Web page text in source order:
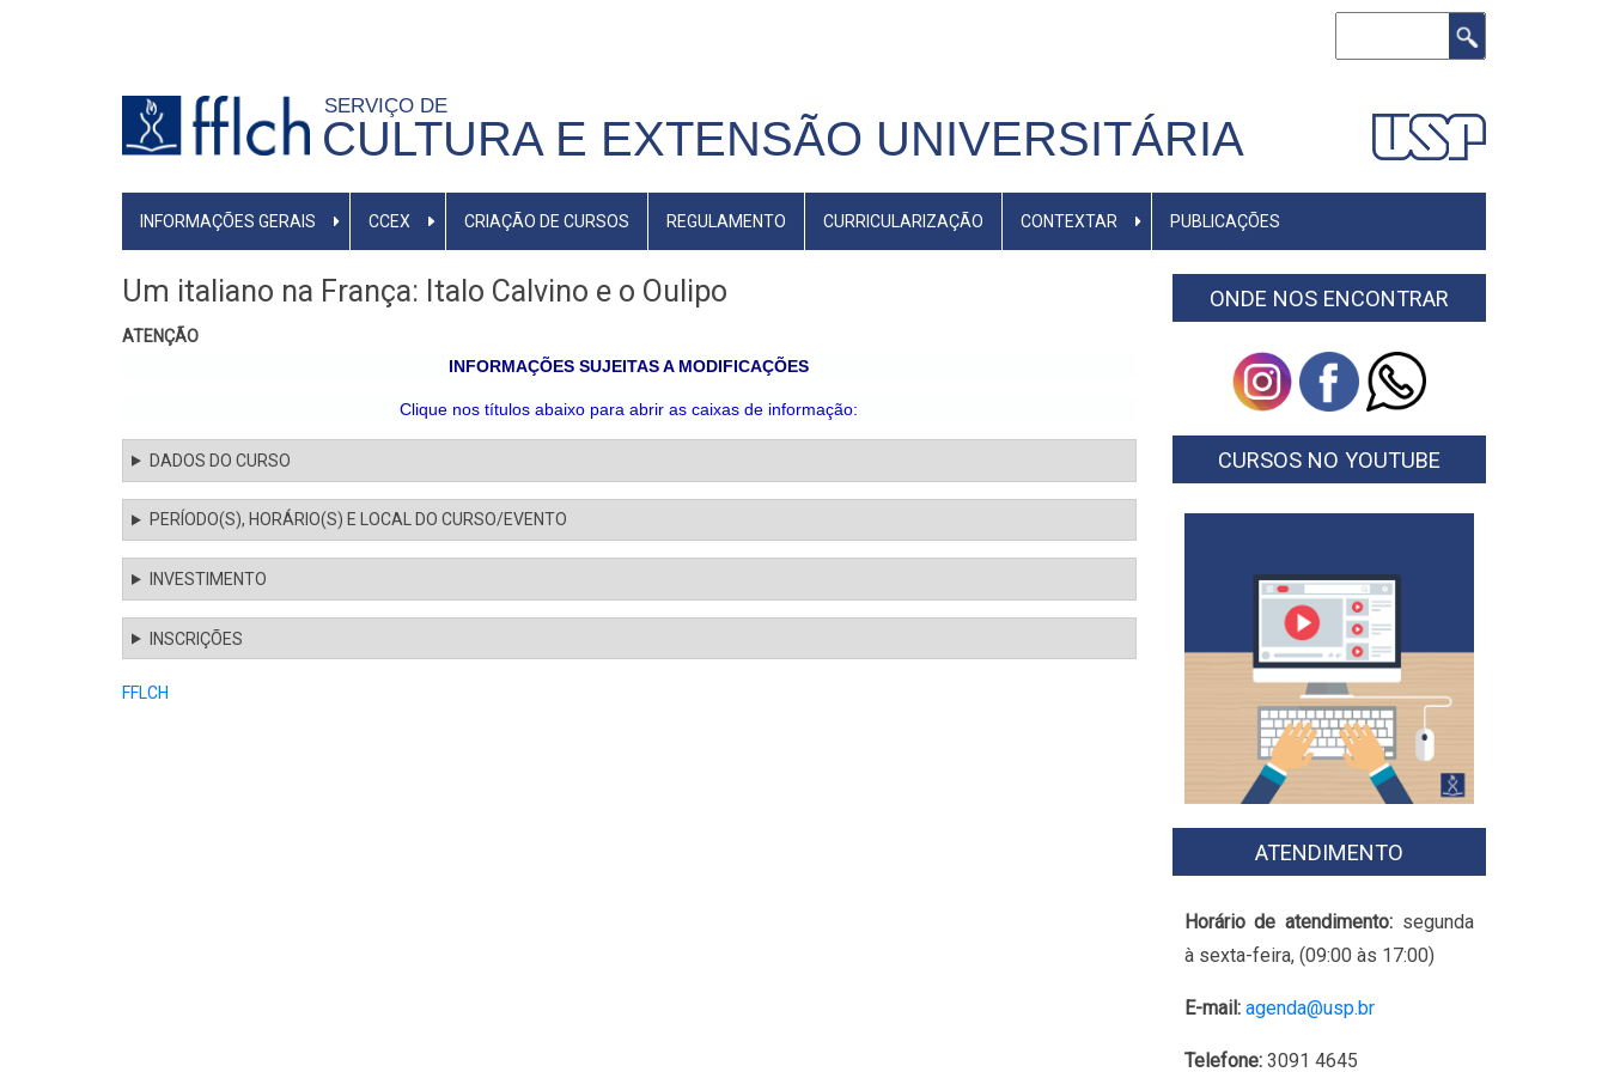
SERVIÇO DE
CULTURA E EXTENSÃO UNIVERSITÁRIA
MENU
INFORMAÇÕES GERAIS CCEX CRIAÇÃO DE CURSOS REGULAMENTO CURRICULARIZAÇÃO CONTEXTAR PUBLICAÇÕES
Um italiano na França: Italo Calvino e o Oulipo
ATENÇÃO
INFORMAÇÕES SUJEITAS A MODIFICAÇÕES
Clique nos títulos abaixo para abrir as caixas de informação:
DADOS DO CURSO
PERÍODO(S), HORÁRIO(S) E LOCAL DO CURSO/EVENTO
INVESTIMENTO
INSCRIÇÕES
FFLCH
ONDE NOS ENCONTRAR
CURSOS NO YOUTUBE
ATENDIMENTO
Horário de atendimento: segunda
à sexta-feira, (09:00 às 17:00)
E-mail: agenda@usp.br
Telefone:3091 4645